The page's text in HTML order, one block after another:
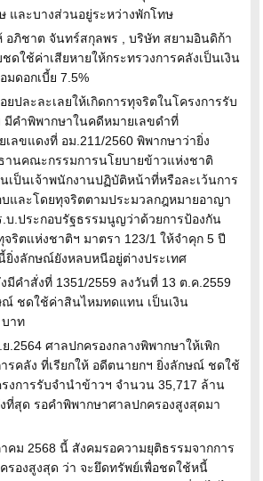
และบางส่วนอยู่ระหว่างพักโทษ
อภิชาต จันทร์สกุลพร , บริษัท สยามอินดิก้า
ดใช้ค่าเสียหายให้กระทรวงการคลังเป็นเงิน
มดอกเบี้ย 7.5%
ปละละเลยให้เกิดการทุจริตในโครงการรับ
มีคำพิพากษาในคดีหมายเลขดำที่
เลขแดงที่ อม.211/2560 พิพากษาว่ายิ่ง
นคณะกรรมการนโยบายข้าวแห่งชาติ
เป็นเจ้าพนักงานปฏิบัติหน้าที่หรือละเว้นการ
และโดยทุจริตตามประมวลกฎหมายอาญา
บ.ประกอบรัฐธรรมนูญว่าด้วยการป้องกัน
ริตแห่งชาติฯ มาตรา 123/1 ให้จำคุก 5 ปี
งลักษณ์ยังหลบหนีอยู่ต่างประเทศ
มีคำสั่งที่ 1351/2559 ลงวันที่ 13 ต.ค.2559
ณ์ ชดใช้ค่าสินไหมทดแทน เป็นเงิน
บาท
.2564 ศาลปกครองกลางพิพากษาให้เพิก
รคลัง ที่เรียกให้ อดีตนายกฯ ยิ่งลักษณ์ ชดใช้
งการรับจำนำข้าวฯ จำนวน 35,717 ล้าน
ที่สุด รอคำพิพากษาศาลปกครองสูงสุดมา
คม 2568 นี้ สังคมรอความยุติธรรมจากการ
องสูงสุด ว่า จะยึดทรัพย์เพื่อชดใช้หนี้